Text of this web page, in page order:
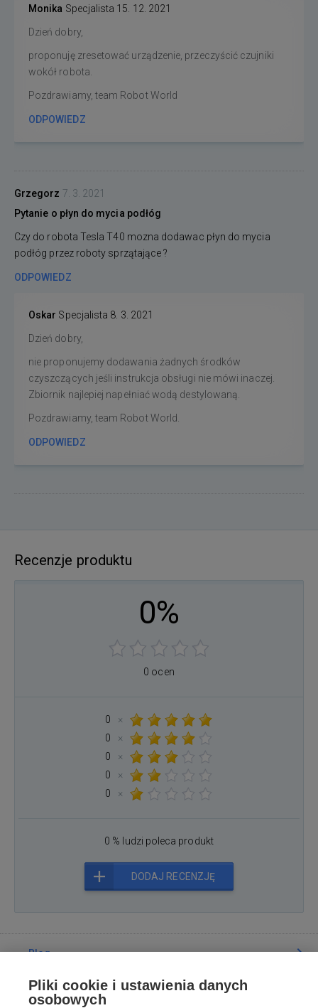
Monika Specjalista 15. 12. 2021
Dzień dobry,
proponuję zresetować urządzenie, przeczyścić czujniki
wokół robota.
Pozdrawiamy, team Robot World
ODPOWIEDZ
Grzegorz 7. 3. 2021
Pytanie o płyn do mycia podłóg
Czy do robota Tesla T40 mozna dodawac płyn do mycia
podłóg przez roboty sprzątające ?
ODPOWIEDZ
Oskar Specjalista 8. 3. 2021
Dzień dobry,
nie proponujemy dodawania żadnych środków
czyszczących jeśli instrukcja obsługi nie mówi inaczej.
Zbiornik najlepiej napełniać wodą destylowaną.
Pozdrawiamy, team Robot World.
ODPOWIEDZ
Recenzje produktu
0%
0 ocen
0
×
0
×
0
×
0
×
0
×
0 % ludzi poleca produkt
DODAJ RECENZJĘ
Blog
Poradnia
Pliki cookie i ustawienia danych
osobowych